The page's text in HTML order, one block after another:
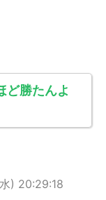
ど勝たんよ
) 20:29:18